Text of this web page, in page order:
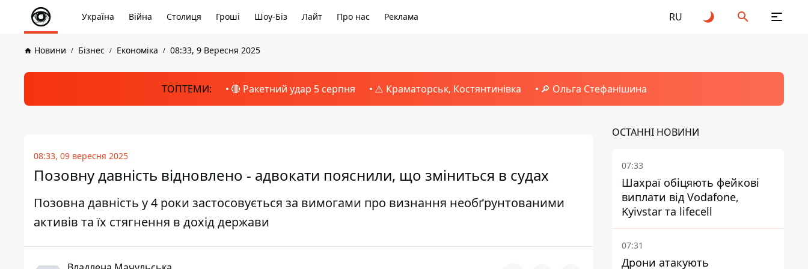
Україна Війна Столиця Гроші Шоу-Біз Лайт Про нас Реклама RU
Новини Бізнес Економіка 08:33, 9 Вересня 2025
ТОПТЕМИ: 🔴 Ракетний удар 5 серпня ⚠️ Краматорськ, Костянтинівка 🔎 Ольга Стефанішина
08:33, 09 вересня 2025
Позовну давність відновлено - адвокати пояснили, що зміниться в судах
Позовна давність у 4 роки застосовується за вимогами про визнання необґрунтованими
активів та їх стягнення в дохід держави
ОСТАННІ НОВИНИ
07:33
Шахраї обіцяють фейкові
виплати від Vodafone,
Kyivstar та lifecell
07:31
Дрони атакують